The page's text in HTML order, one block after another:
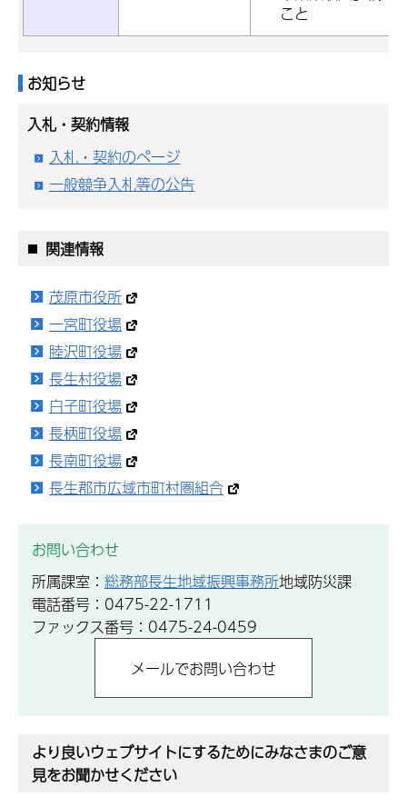
こと
お知らせ
入札・契約情報
入札・契約のページ
一般競争入札等の公告
関連情報
茂原市役所
一宮町役場
睦沢町役場
長生村役場
白子町役場
長柄町役場
長南町役場
長生郡市広域市町村圏組合
お問い合わせ
所属課室： 総務部長生地域振興事務所地域防災課
電話番号：0475-22-1711
ファックス番号：0475-24-0459
より良いウェブサイトにするためにみなさまのご意
見をお聞かせください